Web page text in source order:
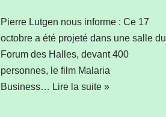
Pierre Lutgen nous informe : Ce 17
octobre a été projeté dans une salle du
Forum des Halles, devant 400
personnes, le film Malaria
Business… Lire la suite »